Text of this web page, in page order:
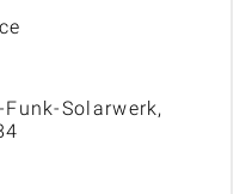
Solarwerk,